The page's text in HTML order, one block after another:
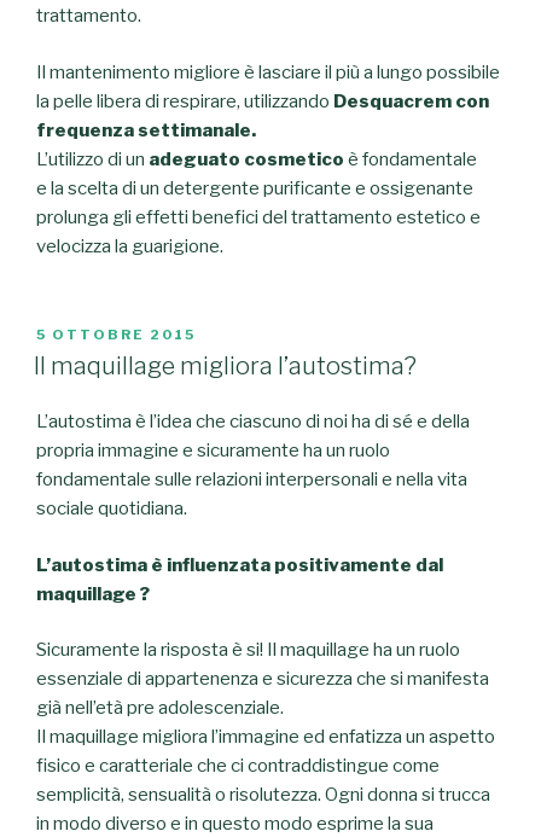
trattamento.
Il mantenimento migliore è lasciare il più a lungo possibile
la pelle libera di respirare, utilizzando Desquacrem con
frequenza settimanale.
L’utilizzo di un adeguato cosmetico è fondamentale
e la scelta di un detergente purificante e ossigenante
prolunga gli effetti benefici del trattamento estetico e
velocizza la guarigione.
PUBBLICATO
IL
5 OTTOBRE 2015
Il maquillage migliora l’autostima?
L’autostima è l’idea che ciascuno di noi ha di sé e della
propria immagine e sicuramente ha un ruolo
fondamentale sulle relazioni interpersonali e nella vita
sociale quotidiana.
L’autostima è influenzata positivamente dal
maquillage ?
Sicuramente la risposta è si! Il maquillage ha un ruolo
essenziale di appartenenza e sicurezza che si manifesta
già nell’età pre adolescenziale.
Il maquillage migliora l’immagine ed enfatizza un aspetto
fisico e caratteriale che ci contraddistingue come
semplicità, sensualità o risolutezza. Ogni donna si trucca
in modo diverso e in questo modo esprime la sua